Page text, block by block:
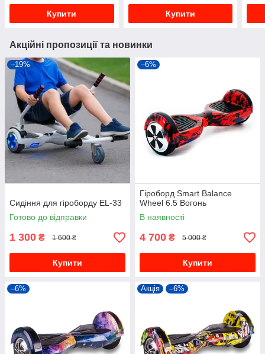
Купити Купити
Акційні пропозиції та новинки
–19%
Сидіння для гіроборду EL-33
Готово до відправки
1 300 ₴ 1 600 ₴
Купити
–6%
Гіроборд Smart Balance
Wheel 6.5 Вогонь
В наявності
4 700 ₴ 5 000 ₴
Купити
–6% Акція –6%